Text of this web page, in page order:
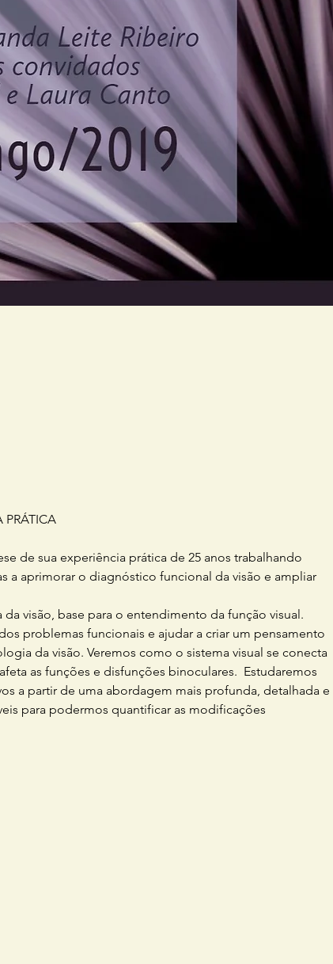
PRÁTICA
de sua experiência prática de 25 anos trabalhando
a aprimorar o diagnóstico funcional da visão e ampliar
visão, base para o entendimento da função visual.
problemas funcionais e ajudar a criar um pensamento
da visão. Veremos como o sistema visual se conecta
as funções e disfunções binoculares.  Estudaremos
a partir de uma abordagem mais profunda, detalhada e
para podermos quantificar as modificações